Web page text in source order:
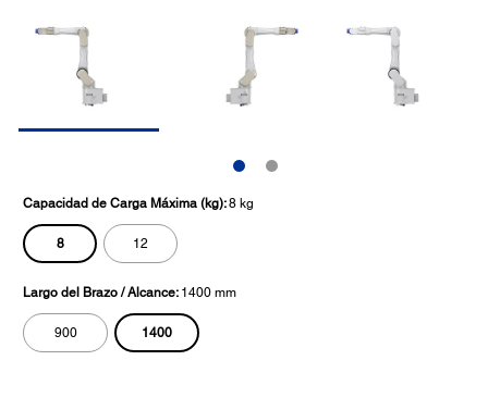
Capacidad de Carga Máxima (kg):8 kg
8 12
Largo del Brazo / Alcance: 1400 mm
900 1400